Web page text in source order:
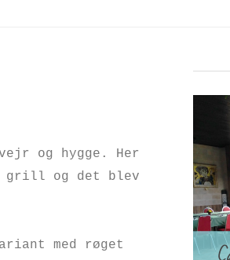
og hygge. Her
grill og det blev
med røget